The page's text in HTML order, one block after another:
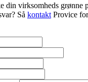
din virksomheds grønne
Så kontaktProvice